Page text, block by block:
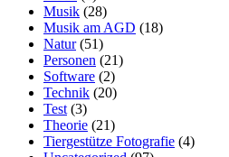
Musik (28)
Musik am AGD (18)
Natur(51)
Personen (21)
Software (2)
Technik (20)
Test (3)
Theorie (21)
Tiergestütze Fotografie (4)